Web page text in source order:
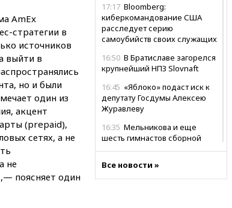
17:17 Bloomberg:
киберкомандование США
расследует серию
самоубийств своих служащих
16:50 В Братиславе загорелся
крупнейший НПЗ Slovnaft
16:45 «Яблоко» подаст иск к
депутату Госдумы Алексею
Журавлеву
16:35 Мельникова и еще
шесть гимнастов сборной
16:16Движение по
Все новости »
AmEx
стратегии в
источников
выйти в
но и были
один из
акцент
(prepaid),
сетях, а не
не
поясняет один